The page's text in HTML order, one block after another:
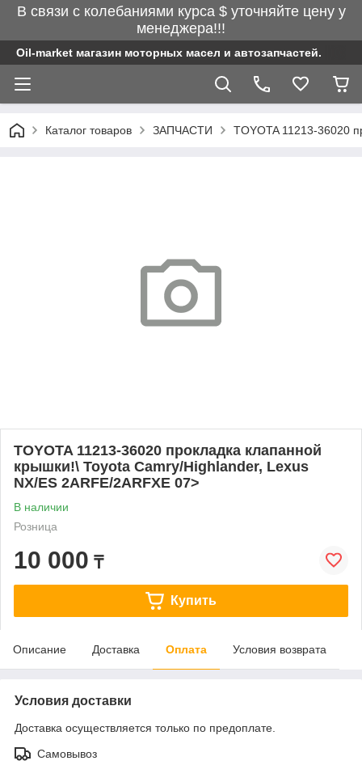
В связи с колебаниями курса $ уточняйте цену у
менеджера!!!
Oil-market магазин моторных масел и автозапчастей.
Каталог товаров ЗАПЧАСТИ TOYOTA 11213-36020
TOYOTA 11213-36020 прокладка клапанной
крышки!\ Toyota Camry/Highlander, Lexus
NX/ES 2ARFE/2ARFXE 07>
В наличии
Розница
10 000 ₸
Купить
Описание Доставка Оплата Условия возврата
Условия доставки
Доставка осуществляется только по предоплате.
Самовывоз